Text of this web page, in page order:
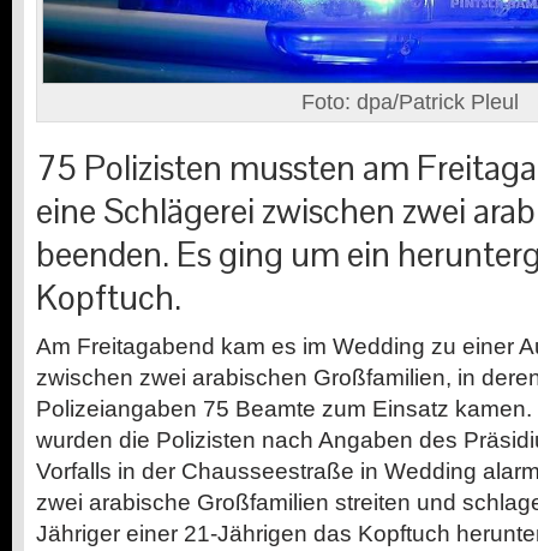
Foto: dpa/Patrick Pleul
75 Polizisten mussten am
eine Schlägerei zwischen zwei
beenden. Es ging um ein
Kopftuch.
Am Freitagabend kam es im Wedding zu einer
zwischen zwei arabischen Großfamilien, in
Polizeiangaben 75 Beamte zum Einsatz
wurden die Polizisten nach Angaben des
Vorfalls in der Chausseestraße in Wedding
zwei arabische Großfamilien streiten und
Jähriger einer 21-Jährigen das Kopftuch